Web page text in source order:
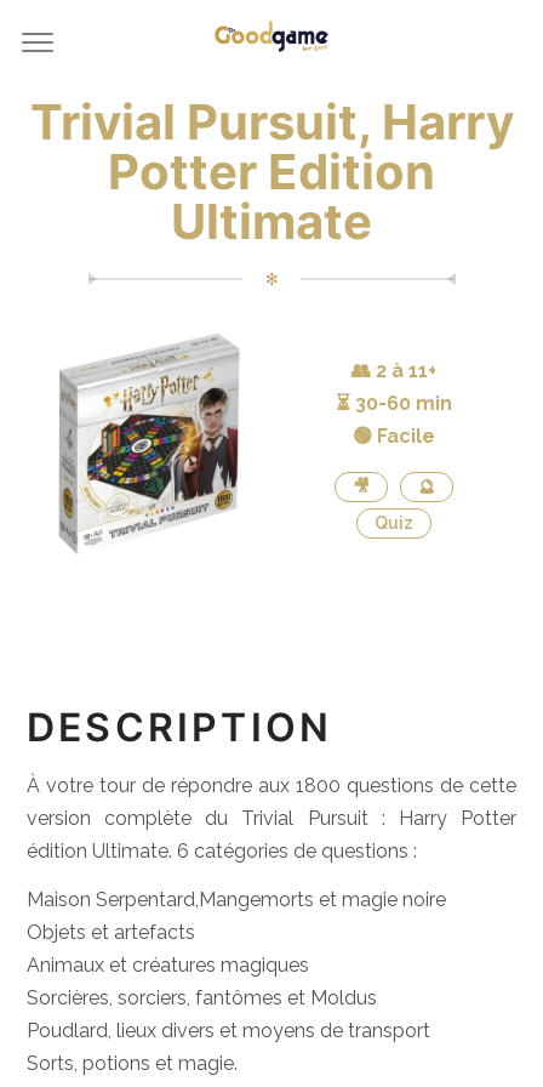
Trivial Pursuit, Harry
Potter Edition
Ultimate
✻
👥 2 à 11+
⏳ 30-60 min
🟢 Facile
🎥
🔮
Quiz
DESCRIPTION
À votre tour de répondre aux 1800 questions de cette
version complète du Trivial Pursuit : Harry Potter
édition Ultimate. 6 catégories de questions :
Maison Serpentard,Mangemorts et magie noire
Objets et artefacts
Animaux et créatures magiques
Sorcières, sorciers, fantômes et Moldus
Poudlard, lieux divers et moyens de transport
Sorts, potions et magie.